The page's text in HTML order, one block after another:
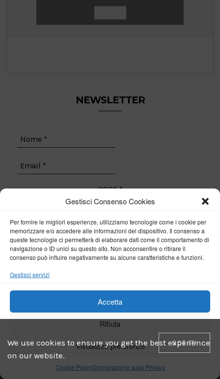
Gestisci Consenso Cookies
Per fornire le migliori esperienze, utilizziamo tecnologie come i cookie per
memorizzare e/o accedere alle informazioni del dispositivo. Il consenso a
queste tecnologie ci permetterà di elaborare dati come il comportamento di
navigazione o ID unici su questo sito. Non acconsentire o ritirare il
consenso può influire negativamente su alcune caratteristiche e funzioni.
Gestisci servizi
Accetta
Rifiuta
Visualizza preferenze
Cookie PolicyDichiarazione sulla Privacy
NEWSLETTER
GDPR*
Acconsento
09 . 02 . 2021
GOT IT!
We use cookies to ensure you get the best experience
on our website.